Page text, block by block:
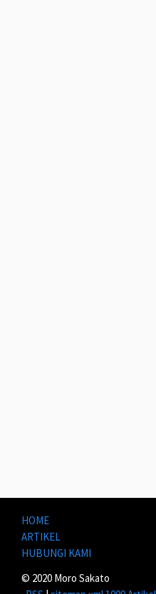
HOME
ARTIKEL
HUBUNGI KAMI
© 2020 Moro Sakato